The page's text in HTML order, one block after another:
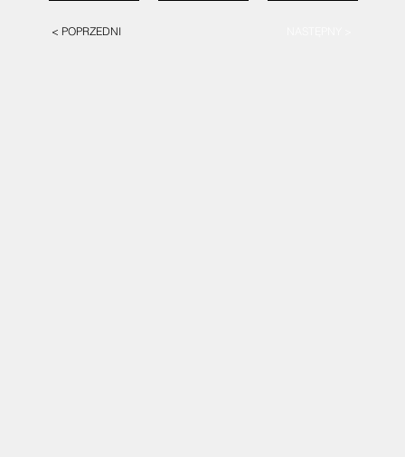
< POPRZEDNI